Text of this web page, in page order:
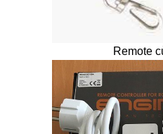
Remote